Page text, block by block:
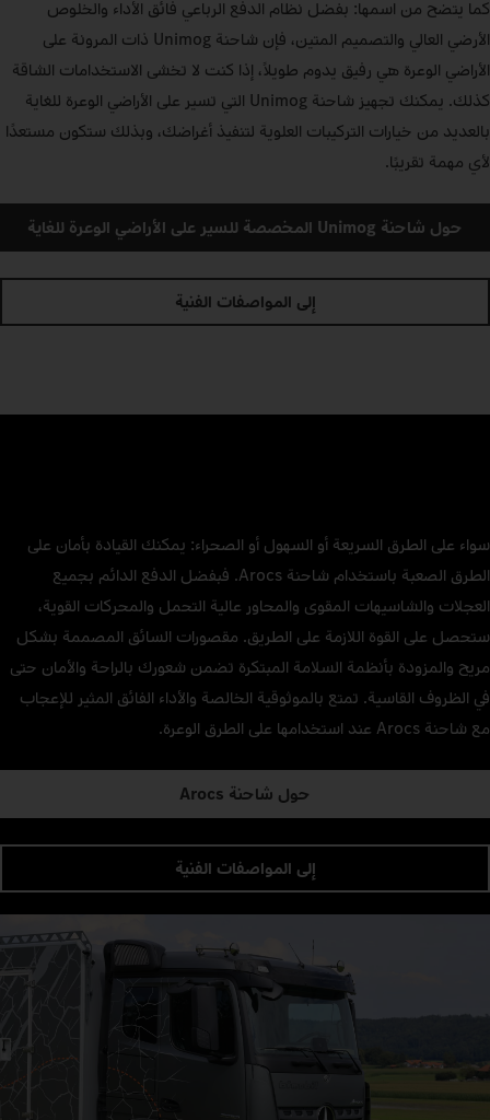
كما يتضح من اسمها: بفضل نظام الدفع الرباعي فائق الأداء والخلوص
الأرضي العالي والتصميم المتين، فإن شاحنة Unimog ذات المرونة على
الأراضي الوعرة هي رفيق يدوم طويلاً، إذا كنت لا تخشى الاستخدامات الشاقة
كذلك. يمكنك تجهيز شاحنة Unimog التي تسير على الأراضي الوعرة للغاية
بالعديد من خيارات التركيبات العلوية لتنفيذ أغراضك، وبذلك ستكون مستعدًا
لأي مهمة تقريبًا.
حول شاحنة Unimog المخصصة للسير على الأراضي الوعرة للغاية
إلى المواصفات الفنية
سواء على الطرق السريعة أو السهول أو الصحراء: يمكنك القيادة بأمان على
الطرق الصعبة باستخدام شاحنة Arocs. فبفضل الدفع الدائم بجميع
العجلات والشاسيهات المقوى والمحاور عالية التحمل والمحركات القوية،
ستحصل على القوة اللازمة على الطريق. مقصورات السائق المصممة بشكل
مريح والمزودة بأنظمة السلامة المبتكرة تضمن شعورك بالراحة والأمان حتى
في الظروف القاسية. تمتع بالموثوقية الخالصة والأداء الفائق المثير للإعجاب
مع شاحنة Arocs عند استخدامها على الطرق الوعرة.
حول شاحنة Arocs
إلى المواصفات الفنية